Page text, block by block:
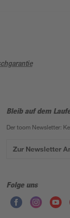
Bleib auf dem
Der toom Newsletter:
Zur Newsletter
Folge uns